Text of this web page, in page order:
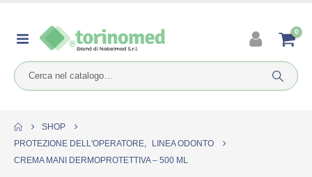
0
SHOP
PROTEZIONE DELL'OPERATORE,
LINEA ODONTO
CREMA MANI DERMOPROTETTIVA – 500 ML